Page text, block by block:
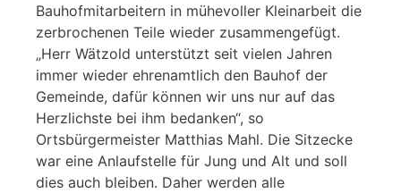
Bauhofmitarbeitern in mühevoller Kleinarbeit die
zerbrochenen Teile wieder zusammengefügt.
„Herr Wätzold unterstützt seit vielen Jahren
immer wieder ehrenamtlich den Bauhof der
Gemeinde, dafür können wir uns nur auf das
Herzlichste bei ihm bedanken“, so
Ortsbürgermeister Matthias Mahl. Die Sitzecke
war eine Anlaufstelle für Jung und Alt und soll
dies auch bleiben. Daher werden alle